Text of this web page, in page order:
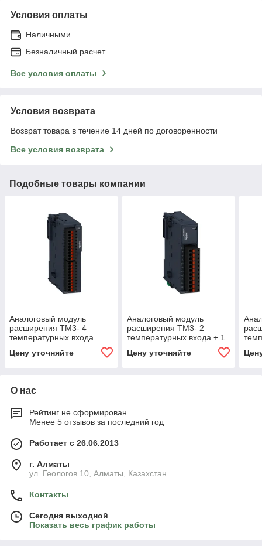
Условия оплаты
Наличными
Безналичный расчет
Все условия оплаты
Условия возврата
Возврат товара в течение 14 дней по договоренности
Все условия возврата
Подобные товары компании
Аналоговый модуль
расширения ТМ3- 4
температурных входа
Цену уточняйте
Аналоговый модуль
расширения ТМ3- 2
температурных входа + 1
пружинные клеммы
Цену уточняйте
О нас
Рейтинг не сформирован
Менее 5 отзывов за последний год
Работает с 26.06.2013
г. Алматы
ул. Геологов 10, Алматы, Казахстан
Контакты
Сегодня выходной
Показать весь график работы